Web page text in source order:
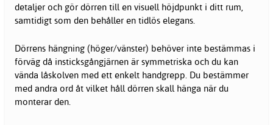
detaljer och gör dörren till en visuell höjdpunkt i ditt rum,
samtidigt som den behåller en tidlös elegans.
Dörrens hängning (höger/vänster) behöver inte bestämmas i
förväg då insticksgångjärnen är symmetriska och du kan
vända låskolven med ett enkelt handgrepp. Du bestämmer
med andra ord åt vilket håll dörren skall hänga när du
monterar den.